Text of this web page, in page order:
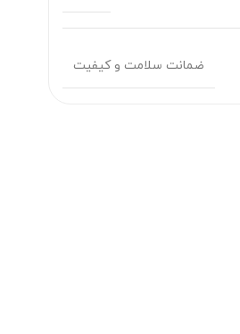
ضمانت سلامت و کیفیت